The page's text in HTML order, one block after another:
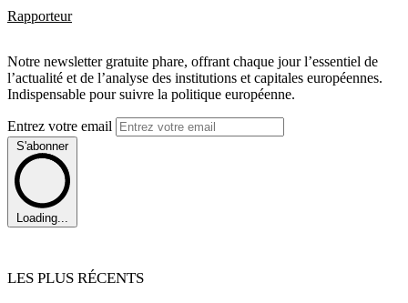
Rapporteur
Notre newsletter gratuite phare, offrant chaque jour l’essentiel de
l’actualité et de l’analyse des institutions et capitales européennes.
Indispensable pour suivre la politique européenne.
Entrez votre email
S'abonner
Loading...
LES PLUS RÉCENTS